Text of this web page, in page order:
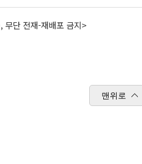
단 전재-재배포 금지>
맨위로